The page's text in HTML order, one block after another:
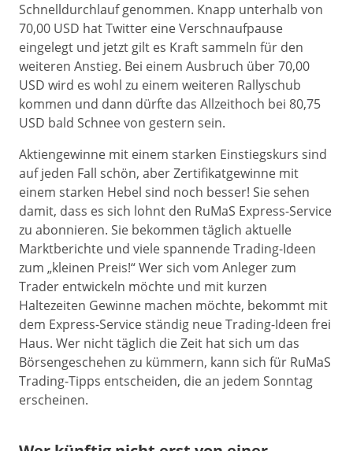
Schnelldurchlauf genommen. Knapp unterhalb von
70,00 USD hat Twitter eine Verschnaufpause
eingelegt und jetzt gilt es Kraft sammeln für den
weiteren Anstieg. Bei einem Ausbruch über 70,00
USD wird es wohl zu einem weiteren Rallyschub
kommen und dann dürfte das Allzeithoch bei 80,75
USD bald Schnee von gestern sein.
Aktiengewinne mit einem starken Einstiegskurs sind
auf jeden Fall schön, aber Zertifikatgewinne mit
einem starken Hebel sind noch besser! Sie sehen
damit, dass es sich lohnt den RuMaS Express-Service
zu abonnieren. Sie bekommen täglich aktuelle
Marktberichte und viele spannende Trading-Ideen
zum „kleinen Preis!“ Wer sich vom Anleger zum
Trader entwickeln möchte und mit kurzen
Haltezeiten Gewinne machen möchte, bekommt mit
dem Express-Service ständig neue Trading-Ideen frei
Haus. Wer nicht täglich die Zeit hat sich um das
Börsengeschehen zu kümmern, kann sich für RuMaS
Trading-Tipps entscheiden, die an jedem Sonntag
erscheinen.